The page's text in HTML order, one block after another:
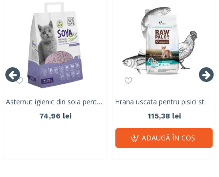
Asternut igienic din soia pentru litiera pisici, SOYA Organic, M-PETS, 100% biodegradabil, lavanda, 10 L
74,96 lei
Hrana uscata pentru pisici sterilizate, RAW PALEO, carne de pui, ton si somon, 2 kg
115,38 lei
ADAUGĂ ÎN COŞ